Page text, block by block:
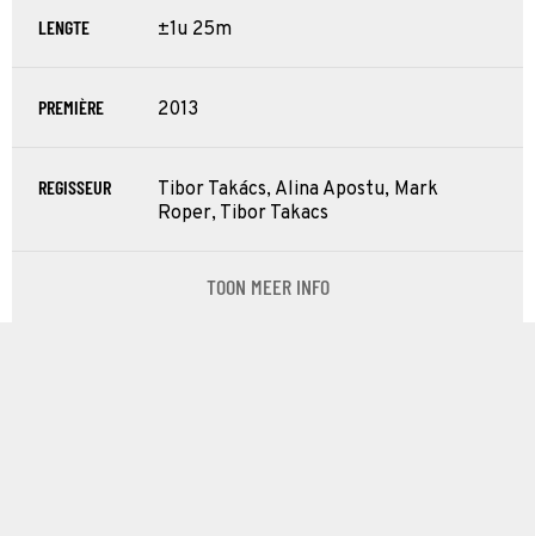
LENGTE ±1u 25m
PREMIÈRE 2013
REGISSEUR
Tibor Takács, Alina Apostu, Mark
Roper, Tibor Takacs
TOON MEER INFO